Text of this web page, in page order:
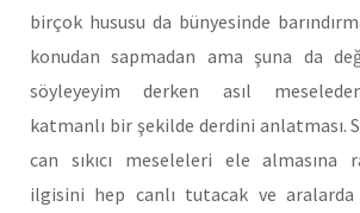
birçok hususu da bünyesinde
konudan sapmadan ama şuna da
söyleyeyim derken asıl
katmanlı bir şekilde derdini anlatması.
can sıkıcı meseleleri ele almasına
ilgisini hep canlı tutacak ve aralarda